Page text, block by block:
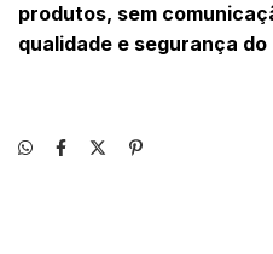
produtos, sem
qualidade e segurança do